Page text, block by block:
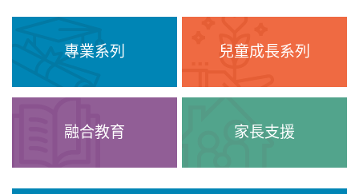
專業系列 兒童成長系列
融合教育 家長支援